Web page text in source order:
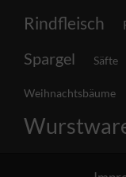
Rindfleisch
Spargel Säfte
Weihnachtsbäume